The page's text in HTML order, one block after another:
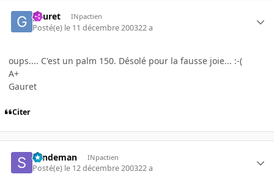
gauret INpactien
Posté(e) le 11 décembre 200322 a
oups.... C'est un palm 150. Désolé pour la fausse joie... :-(
A+
Gauret
Citer
Sandeman INpactien
Posté(e) le 12 décembre 200322 a